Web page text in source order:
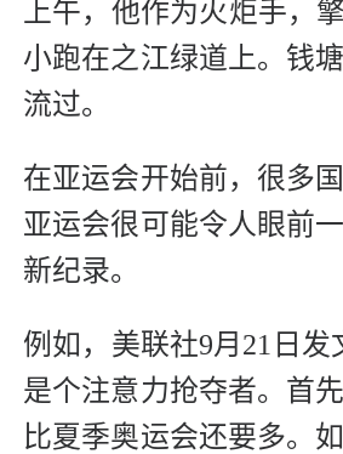
上午，他作为火炬手，
小跑在之江绿道上。钱
流过。
在亚运会开始前，很多
亚运会很可能令人眼前
新纪录。
例如，美联社9月21日发
是个注意力抢夺者。首
比夏季奥运会还要多。